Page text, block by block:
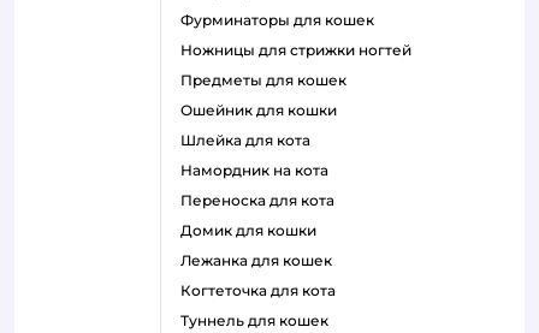
фурминаторы для кошек
ножницы для стрижки ногтей
предметы для кошек
ошейник для кошки
шлейка для кота
намордник на кота
переноска для кота
домик для кошки
лежанка для кошек
когтеточка для кота
туннель для кошек